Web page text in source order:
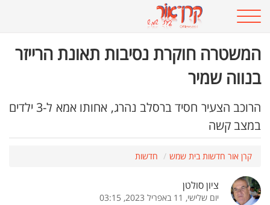
המשטרה חוקרת נסיבות תאונת הרייזר
בנווה שמיר
הרוכב הצעיר חסיד ברסלב נהרג, אחותו אמא ל-3 ילדים
במצב קשה
קרן אור חדשות בית שמש חדשות
ציון סולטן
יום שלישי, 11 באפריל 2023, 03:15